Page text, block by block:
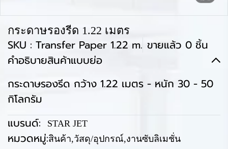
กระดาษรองรีด 1.22 เมตร
SKU : Transfer Paper 1.22 m. ขายแล้ว 0 ชิ้น
คำอธิบายสินค้าแบบย่อ
กระดาษรองรีด กว้าง 1.22 เมตร - หนัก 30 - 50
กิโลกรัม
แบรนด์:
STAR JET
หมวดหมู่:สินค้า,วัสดุ/อุปกรณ์,งานซับลิเมชั่น